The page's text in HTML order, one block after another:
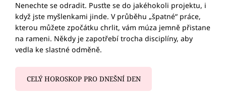
Nenechte se odradit. Pusťte se do jakéhokoli projektu, i
když jste myšlenkami jinde. V průběhu „špatné“ práce,
kterou můžete zpočátku chrlit, vám múza jemně přistane
na rameni. Někdy je zapotřebí trocha disciplíny, aby
vedla ke slastné odměně.
CELÝ HOROSKOP PRO DNEŠNÍ DEN